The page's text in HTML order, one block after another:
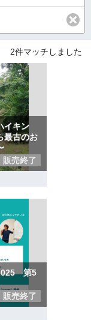
2件マッチしました
イキン
最古のお
販売終了
第5
販売終了